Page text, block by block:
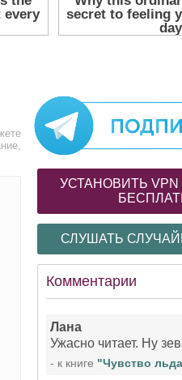
УСТАНОВИТЬ
СЛУШАТЬ
Комментарии
Лана
- к книге "Чувство